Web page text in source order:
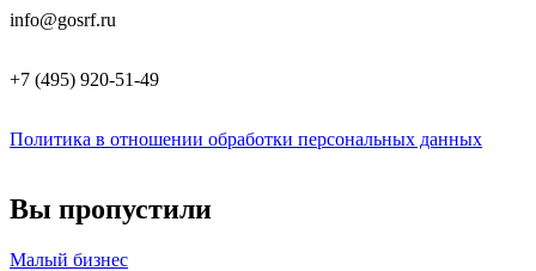
info@gosrf.ru
+7 (495) 920-51-49
Политика в отношении обработки персональных данных
Вы пропустили
Малый бизнес